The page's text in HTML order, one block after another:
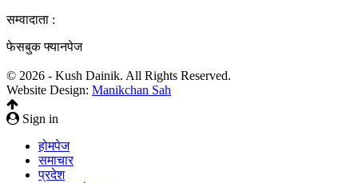
सम्वादाता :
फेसबुक फ्यानपेज
© 2026 - Kush Dainik. All Rights Reserved.
Website Design: Manikchan Sah
Sign in
होमपेज
समाचार
प्रदेश